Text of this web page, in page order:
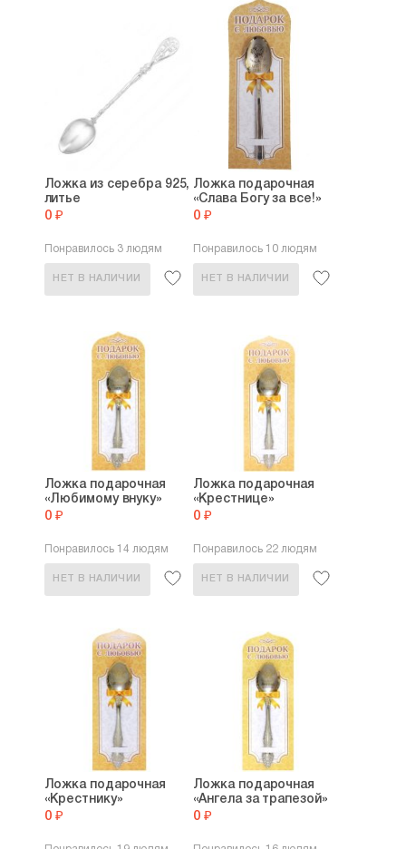
Ложка из серебра 925,
литье
0 ₽
Понравилось 3 людям
НЕТ В НАЛИЧИИ
Ложка подарочная
«Слава Богу за все!»
0 ₽
Понравилось 10 людям
НЕТ В НАЛИЧИИ
Ложка подарочная
«Любимому внуку»
0 ₽
Понравилось 14 людям
НЕТ В НАЛИЧИИ
Ложка подарочная
«Крестнице»
0 ₽
Понравилось 22 людям
НЕТ В НАЛИЧИИ
Ложка подарочная
«Крестнику»
0 ₽
Ложка подарочная
«Ангела за трапезой»
0 ₽